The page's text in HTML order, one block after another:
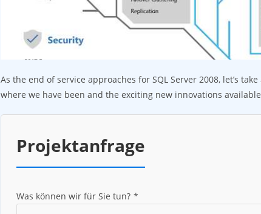
As the end of service approaches for SQL Server 2008, let’s
where we have been and the exciting new innovations
Projektanfrage
Was können wir für Sie tun? *